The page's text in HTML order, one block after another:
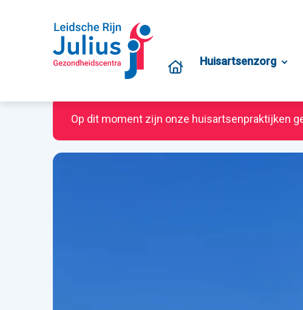
Huisartsenzorg
Op dit moment zijn onze huisartsenpraktijken